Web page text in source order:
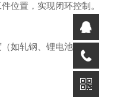
位置，实现闭环控制。
如轧钢、锂电池极